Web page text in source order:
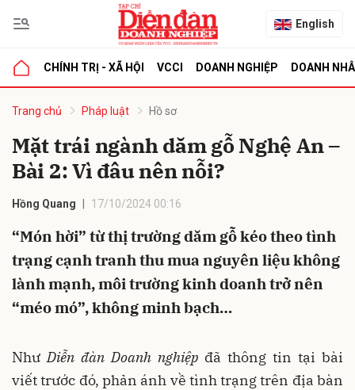
English
CHÍNH TRỊ - XÃ HỘI VCCI DOANH NGHIỆP DOANH
Trang chủ Pháp luật Hồ sơ
Mặt trái ngành dăm gỗ Nghệ An –
Bài 2: Vì đâu nên nỗi?
Hồng Quang 17/10/2024 00:16
“Món hời” từ thị trường dăm gỗ kéo theo tình
trạng cạnh tranh thu mua nguyên liệu không
lành mạnh, môi trường kinh doanh trở nên
“méo mó”, không minh bạch…
NhưDiễn đàn Doanh nghiệp đã thông tin tại bài
viết trước đó, phản ánh về tình trạng trên địa bàn
luận
Hủy